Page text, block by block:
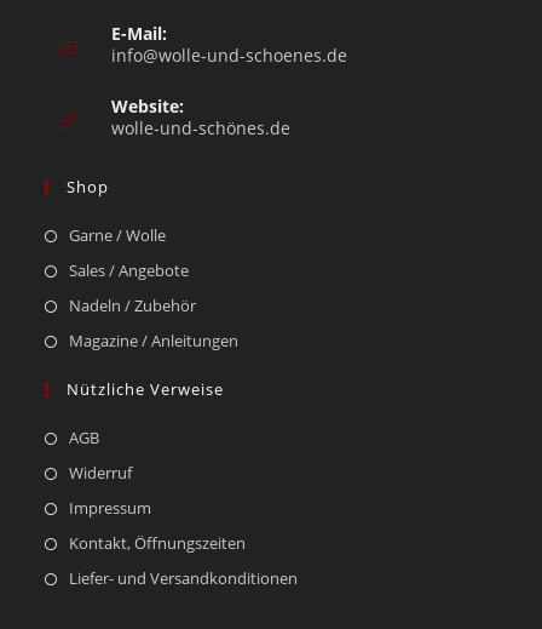
E-Mail:
info@wolle-und-schoenes.de
Website:
wolle-und-schönes.de
Shop
Garne / Wolle
Sales / Angebote
Nadeln / Zubehör
Magazine / Anleitungen
Nützliche Verweise
AGB
Widerruf
Impressum
Kontakt, Öffnungszeiten
Liefer- und Versandkonditionen